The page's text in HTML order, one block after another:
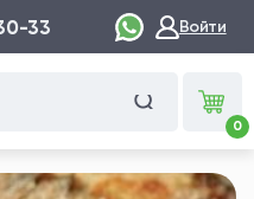
33 Войти
0